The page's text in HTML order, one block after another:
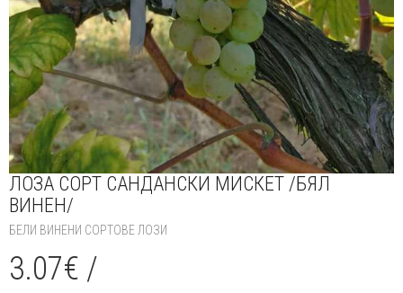
ЛОЗА СОРТ САНДАНСКИ МИСКЕТ /БЯЛ
ВИНЕН/
БЕЛИ ВИНЕНИ СОРТОВЕ ЛОЗИ
3.07€ /